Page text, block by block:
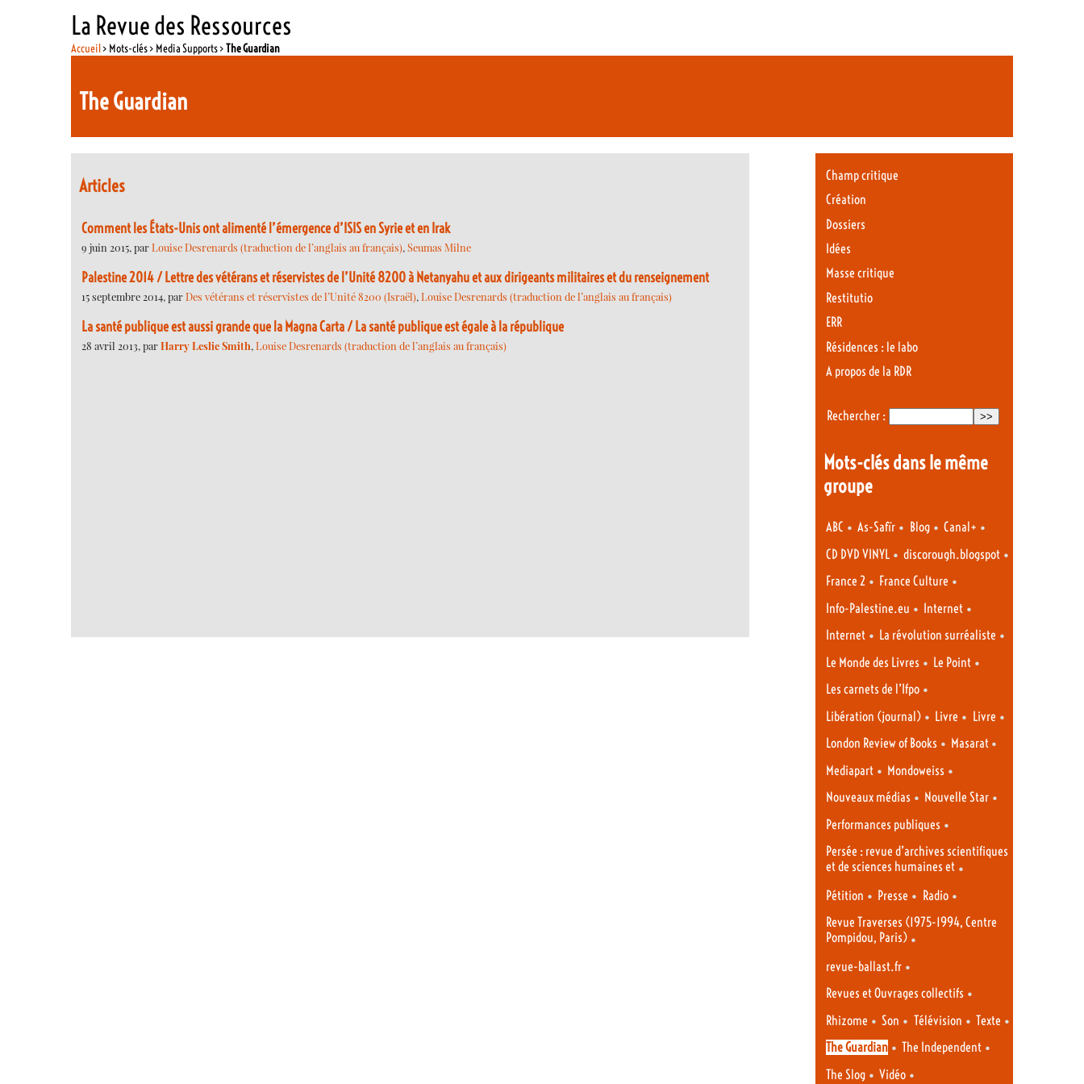
La Revue des Ressources
Accueil> Mots-clés > Media Supports >The Guardian
The Guardian
Articles
Comment les États-Unis ont alimenté l’émergence d’ISIS en Syrie et en Irak
9 juin 2015, parLouise Desrenards (traduction de l’anglais au français), Seumas Milne
Palestine 2014 / Lettre des vétérans et réservistes de l’Unité 8200 à Netanyahu et aux dirigeants militaires et du renseignement
15 septembre 2014, parDes vétérans et réservistes de l’Unité 8200 (Israël), Louise Desrenards (traduction de l’anglais au français)
La santé publique est aussi grande que la Magna Carta / La santé publique est égale à la république
28 avril 2013, parHarry Leslie Smith, Louise Desrenards (traduction de l’anglais au français)
Champ critique
Création
Dossiers
Idées
Masse critique
Restitutio
ERR
Résidences : le labo
A propos de la RDR
Rechercher :
Mots-clés dans le même
groupe
ABC • As-Safïr • Blog• Canal+ •
CD DVD VINYL • discorough.blogspot •
France 2 • France Culture •
Info-Palestine.eu • Internet •
Internet • La révolution surréaliste •
Le Monde des Livres • Le Point •
Les carnets de l’Ifpo •
Libération (journal) • Livre • Livre •
London Review of Books • Masarat •
Mediapart • Mondoweiss •
Nouveaux médias • Nouvelle Star •
Performances publiques •
Persée : revue d’archives scientifiques
et de sciences humaines et •
Pétition • Presse • Radio•
Revue Traverses (1975-1994, Centre
Pompidou, Paris) •
revue-ballast.fr •
Revues et Ouvrages collectifs •
Rhizome • Son • Télévision • Texte •
The Guardian • The Independent •
The Slog • Vidéo •